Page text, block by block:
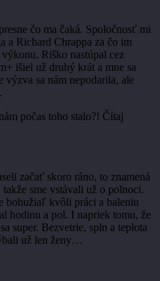
čo ma čaká. Spoločnosť mi
a Richard Chrappa za čo im
Riško nastúpal cez
išiel už druhý krát a mne sa
výzva sa nám nepodarila, ale
počas toho stalo?! Čítaj
začať skoro ráno, to znamená
sme vstávali už o polnoci.
bohužiaľ kvôli práci a baleniu
hodinu a pol. I napriek tomu, že
super. Bezvetrie, spln a teplota
už len ženy…